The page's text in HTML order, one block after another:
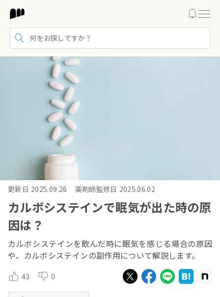
検索する
更新日 2025.09.26 薬剤師監修日 2025.06.02
カルボシステインで眠気が出た時の原
因は？
カルボシステインを飲んだ時に眠気を感じる場合の原因
や、カルボシステインの副作用について解説します。
43 0